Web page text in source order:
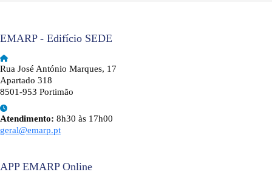
EMARP - Edifício SEDE
Rua José António Marques, 17
Apartado 318
8501-953 Portimão
Atendimento: 8h30 às 17h00
geral@emarp.pt
APP EMARP Online